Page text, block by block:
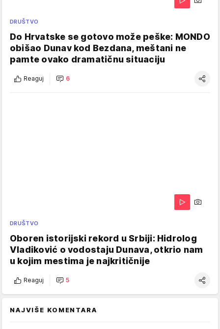
DRUŠTVO
Do Hrvatske se gotovo može peške: MONDO
obišao Dunav kod Bezdana, meštani ne
pamte ovako dramatičnu situaciju
Reaguj 6
DRUŠTVO
Oboren istorijski rekord u Srbiji: Hidrolog
Vladiković o vodostaju Dunava, otkrio nam
u kojim mestima je najkritičnije
Reaguj 5
NAJVIŠE KOMENTARA